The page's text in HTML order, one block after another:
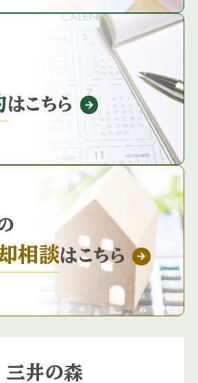
はこちら
相談はこちら
三井の森